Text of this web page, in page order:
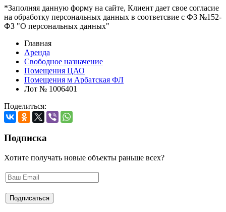
*Заполняя данную форму на сайте, Клиент дает свое согласие
на обработку персональных данных в соответсвие с ФЗ №152-
ФЗ "О персональных данных"
Главная
Аренда
Свободное назначение
Помещения ЦАО
Помещения м Арбатская ФЛ
Лот № 1006401
Поделиться:
Подписка
Хотите получать новые объекты раньше всех?